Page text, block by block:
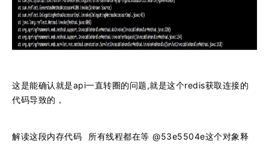
这是能确认就是api一直转圈的问题,就是这个redis获取连接的
代码导致的，
解读这段内存代码 所有线程都在等 @53e5504e这个对象释